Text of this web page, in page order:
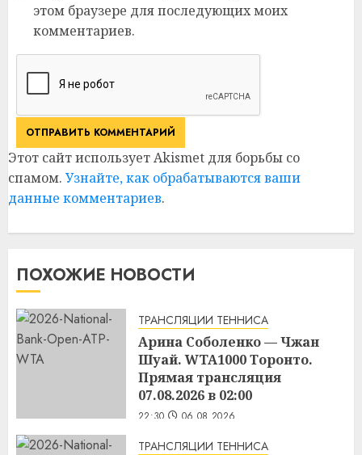
этом браузере для последующих моих
комментариев.
Этот сайт использует Akismet для борьбы со
спамом. Узнайте, как обрабатываются ваши
данные комментариев.
ПОХОЖИЕ НОВОСТИ
ТРАНСЛЯЦИИ ТЕННИСА
Арина Соболенко — Чжан
Шуай. WTA1000 Торонто.
Прямая трансляция
07.08.2026 в 02:00
22:30 06.08.2026
ТРАНСЛЯЦИИ ТЕННИСА